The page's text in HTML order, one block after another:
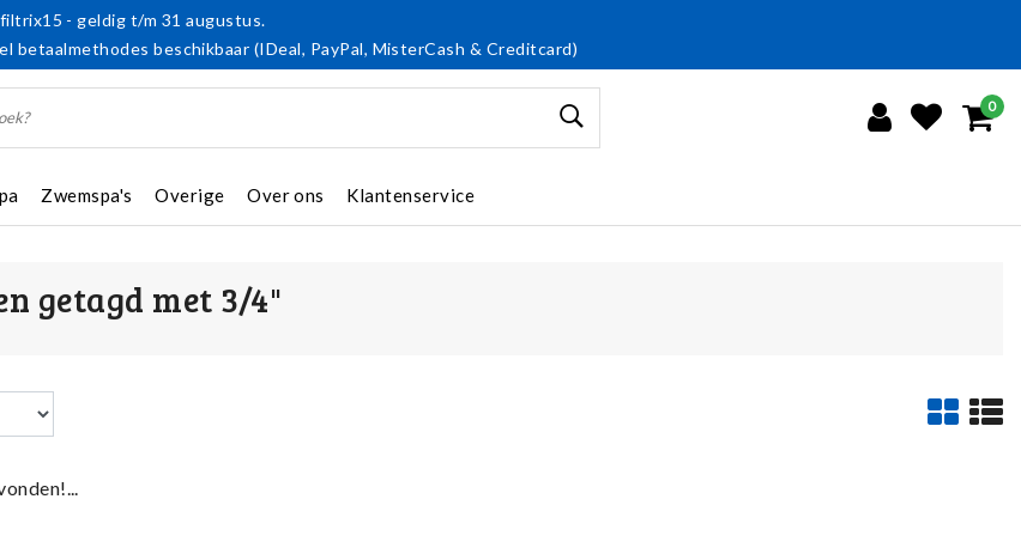
- geldig t/m 31 augustus.
betaalmethodes beschikbaar (IDeal, PayPal, MisterCash & Creditcard)
0
Zwemspa's Overige Over ons Klantenservice
getagd met 3/4"